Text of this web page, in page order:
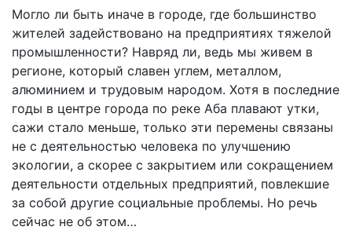
Могло ли быть иначе в городе, где большинство
жителей задействовано на предприятиях тяжелой
промышленности? Навряд ли, ведь мы живем в
регионе, который славен углем, металлом,
алюминием и трудовым народом. Хотя в последние
годы в центре города по реке Аба плавают утки,
сажи стало меньше, только эти перемены связаны
не с деятельностью человека по улучшению
экологии, а скорее с закрытием или сокращением
деятельности отдельных предприятий, повлекшие
за собой другие социальные проблемы. Но речь
сейчас не об этом…